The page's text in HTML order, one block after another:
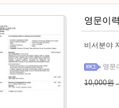
영문이
비서분야
영문
10,000원